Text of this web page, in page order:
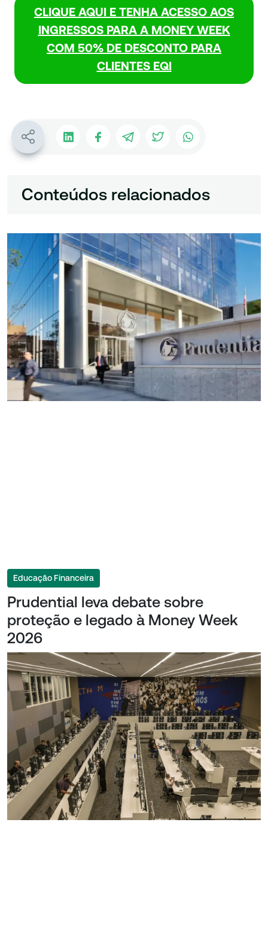
CLIQUE AQUI E TENHA ACESSO AOS
INGRESSOS PARA A MONEY WEEK
COM 50% DE DESCONTO PARA
CLIENTES EQI
Conteúdos relacionados
Educação Financeira
Prudential leva debate sobre
proteção e legado à Money Week
2026